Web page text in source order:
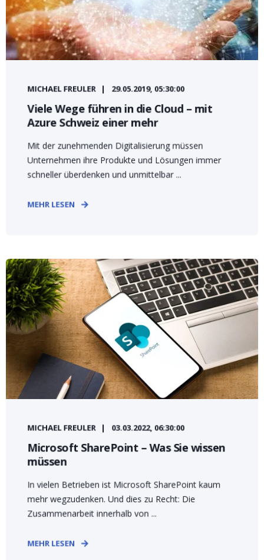
MICHAEL FREULER 29.05.2019, 05:30:00
Viele Wege führen in die Cloud – mit
Azure Schweiz einer mehr
Mit der zunehmenden Digitalisierung müssen
Unternehmen ihre Produkte und Lösungen immer
schneller überdenken und unmittelbar ...
MEHR LESEN
MICHAEL FREULER 03.03.2022, 06:30:00
Microsoft SharePoint – Was Sie wissen
müssen
In vielen Betrieben ist Microsoft SharePoint kaum
mehr wegzudenken. Und dies zu Recht: Die
Zusammenarbeit innerhalb von ...
MEHR LESEN